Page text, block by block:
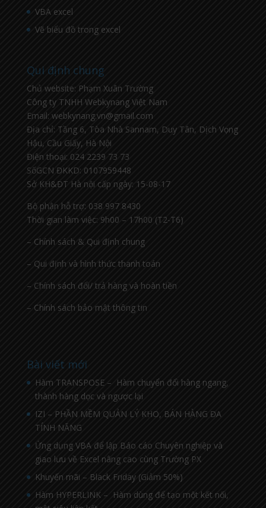
VBA excel
Vẽ biểu đồ trong excel
Qui định chung
Chủ website: Phạm Xuân Trường
Công ty TNHH Webkynang Việt Nam
Email: webkynang.vn@gmail.com
Địa chỉ: Tầng 6, Tòa Nhà Sannam, Duy Tân, Dịch Vọng
Hậu, Cầu Giấy, Hà Nội
Điện thoại: 024 2239 73 73
SốGCN ĐKKD: 0107959448
Sở KH&ĐT Hà nội cấp ngày: 15-08-17
Bộ phận hỗ trợ: 038 997 8430
Thời gian làm việc: 9h00 – 17h00 (T2-T6)
– Chính sách & Qui định chung
– Qui định và hình thức thanh toán
– Chính sách đổi/ trả hàng và hoàn tiền
– Chính sách bảo mật thông tin
Bài viết mới
Hàm TRANSPOSE – Hàm chuyển đổi hàng ngang,
thành hàng dọc và ngược lại
IZI – PHẦN MỀM QUẢN LÝ KHO, BÁN HÀNG ĐA
TÍNH NĂNG
Ứng dụng VBA để lập Báo cáo Chuyên nghiệp và
giao lưu về Excel nâng cao cùng Trường PX
Khuyến mãi – Black Friday (Giảm 50%)
Hàm HYPERLINK – Hàm dùng để tạo một kết nối,